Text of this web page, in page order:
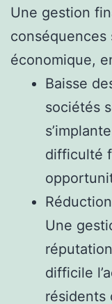
Une gestion
économique,
Baisse
sociétés
difficulté
Une
difficile
résidents